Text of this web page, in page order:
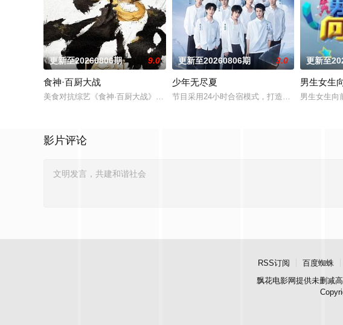
更新至20260806期 9.0
食神·百厨大战
美食对抗综艺《食神·百厨大战》是浙江卫视与优酷联合打造的星素厨艺竞技节目，拟
更新至20260806期 3.0
少年无尽夏
节目采用24小时合宿模式，打造内娱首个新人演
更新至
男生女生
男生女生向
影片评论
RSS订阅 百度蜘蛛
飘花电影网提供未删减